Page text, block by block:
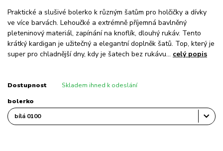
Praktické a slušivé bolerko k různým šatům pro holčičky a dívky
ve více barvách. Lehoučké a extrémně příjemná bavlněný
pleteninový materiál, zapínání na knoflík, dlouhý rukáv. Tento
krátký kardigan je užitečný a elegantní doplněk šatů. Top, který je
super pro chladnější dny, kdy je šatech bez rukávu... celý popis
Dostupnost Skladem ihned k odeslání
bolerko